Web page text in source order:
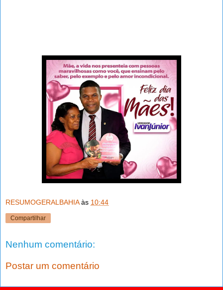
RESUMOGERALBAHIA às 10:44
Compartilhar
Nenhum comentário:
Postar um comentário